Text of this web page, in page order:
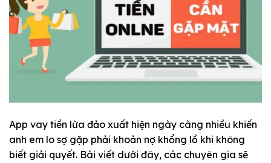
App vay tiền lừa đảo xuất hiện ngày càng nhiều khiến
anh em lo sợ gặp phải khoản nợ khổng lồ khi không
biết giải quyết. Bài viết dưới đây, các chuyên gia sẽ